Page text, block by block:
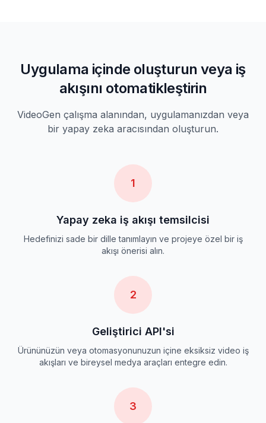
Uygulama içinde oluşturun veya iş
akışını otomatikleştirin
VideoGen çalışma alanından, uygulamanızdan veya
bir yapay zeka aracısından oluşturun.
1
Yapay zeka iş akışı temsilcisi
Hedefinizi sade bir dille tanımlayın ve projeye özel bir iş
akışı önerisi alın.
2
Geliştirici API'si
Ürününüzün veya otomasyonunuzun içine eksiksiz video iş
akışları ve bireysel medya araçları entegre edin.
3